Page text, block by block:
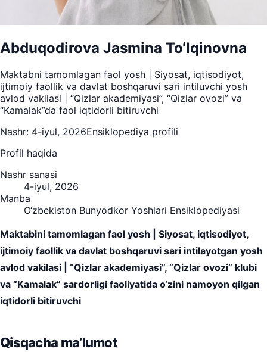
Abduqodirova Jasmina To‘lqinovna
Maktabni tamomlagan faol yosh | Siyosat, iqtisodiyot,
ijtimoiy faollik va davlat boshqaruvi sari intiluvchi yosh
avlod vakilasi | “Qizlar akademiyasi”, “Qizlar ovozi” va
“Kamalak”da faol iqtidorli bitiruvchi
Nashr: 4-iyul, 2026Ensiklopediya profili
Profil haqida
Nashr sanasi
4-iyul, 2026
Manba
O‘zbekiston Bunyodkor Yoshlari Ensiklopediyasi
Maktabini tamomlagan faol yosh | Siyosat, iqtisodiyot,
ijtimoiy faollik va davlat boshqaruvi sari intilayotgan yosh
avlod vakilasi | “Qizlar akademiyasi”, “Qizlar ovozi” klubi
va “Kamalak” sardorligi faoliyatida o‘zini namoyon qilgan
iqtidorli bitiruvchi
Qisqacha ma’lumot